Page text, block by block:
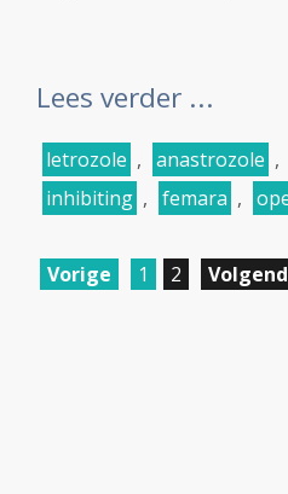
Lees verder ...
letrozole , anastrozole ,
inhibiting , femara ,
Vorige 1 2